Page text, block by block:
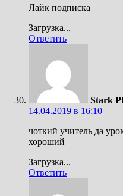
Лайк подписка
Загрузка...
Ответить
Stark
14.04.2019 в 16:10
чоткий учитель да
хороший
Загрузка...
Ответить